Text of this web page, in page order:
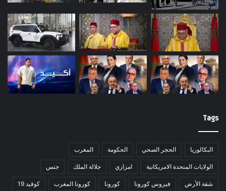
Tags
البكالوريا الحجر الصحي الحكومة المغرب
الولايات المتحدة الامريكانية امزازي جلالة الملك جنس
شقة الأرض فيروس كورونا كورونا كورونا المغرب كوفيد 19